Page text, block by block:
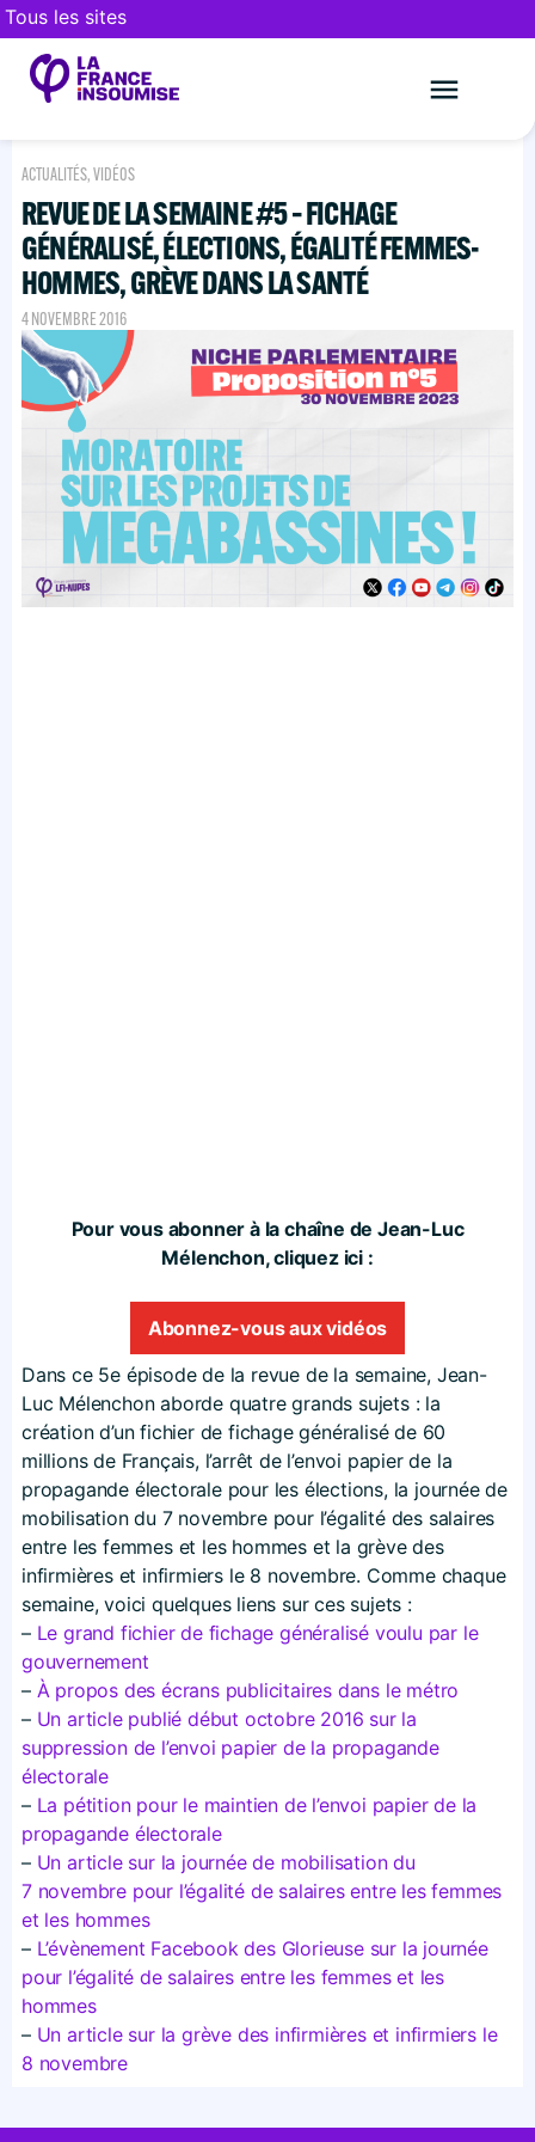
Tous les sites
ACTUALITÉS,VIDÉOS
REVUE DE LA SEMAINE #5 – FICHAGE
GÉNÉRALISÉ, ÉLECTIONS, ÉGALITÉ FEMMES-
HOMMES, GRÈVE DANS LA SANTÉ
4 NOVEMBRE 2016
Pour vous abonner à la chaîne de Jean-Luc
Mélenchon, cliquez ici :
Abonnez-vous aux vidéos
Dans ce 5e épisode de la revue de la semaine, Jean-
Luc Mélenchon aborde quatre grands sujets : la
création d’un fichier de fichage généralisé de 60
millions de Français, l’arrêt de l’envoi papier de la
propagande électorale pour les élections, la journée de
mobilisation du 7 novembre pour l’égalité des salaires
entre les femmes et les hommes et la grève des
infirmières et infirmiers le 8 novembre. Comme chaque
semaine, voici quelques liens sur ces sujets :
– Le grand fichier de fichage généralisé voulu par le
gouvernement
– À propos des écrans publicitaires dans le métro
– Un article publié début octobre 2016 sur la
suppression de l’envoi papier de la propagande
électorale
– La pétition pour le maintien de l’envoi papier de la
propagande électorale
– Un article sur la journée de mobilisation du
7 novembre pour l’égalité de salaires entre les femmes
et les hommes
– L’évènement Facebook des Glorieuse sur la journée
pour l’égalité de salaires entre les femmes et les
hommes
– Un article sur la grève des infirmières et infirmiers le
8 novembre